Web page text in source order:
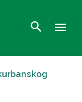
search menu